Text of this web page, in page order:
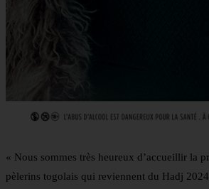
« Nous sommes très heureux d’accueillir la
pèlerins togolais qui reviennent du Hadj